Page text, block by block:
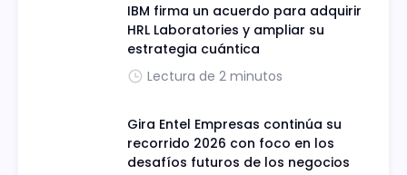
IBM firma un acuerdo para adquirir
HRL Laboratories y ampliar su
estrategia cuántica
Lectura de 2 minutos
Gira Entel Empresas continúa su
recorrido 2026 con foco en los
desafíos futuros de los negocios